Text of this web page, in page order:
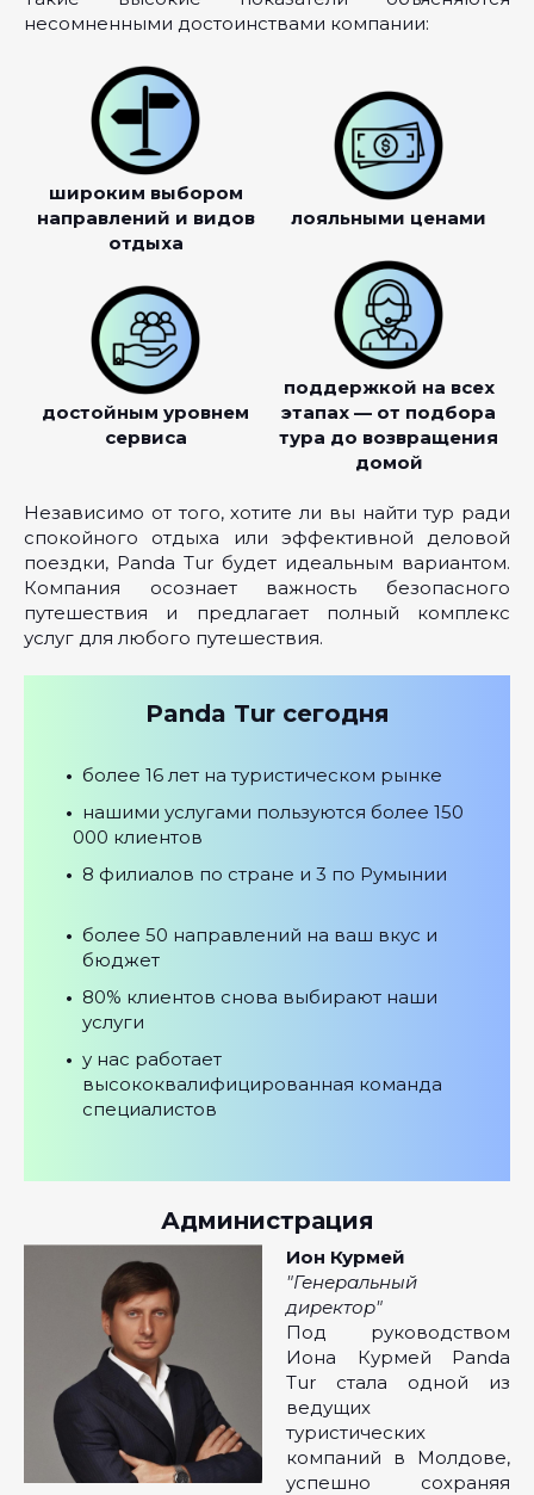
несомненными достоинствами компании:
широким выбором
направлений и видов
отдыха
лояльными ценами
достойным уровнем
сервиса
поддержкой на всех
этапах — от подбора
тура до возвращения
домой
Независимо от того, хотите ли вы найти тур ради
спокойного отдыха или эффективной деловой
поездки, Panda Tur будет идеальным вариантом.
Компания осознает важность безопасного
путешествия и предлагает полный комплекс
услуг для любого путешествия.
Panda Tur сегодня
• более 16 лет на туристическом рынке
• нашими услугами пользуются более 150
000 клиентов
• 8 филиалов по стране и 3 по Румынии
• более 50 направлений на ваш вкус и
бюджет
• 80% клиентов снова выбирают наши
услуги
• у нас работает
высококвалифицированная команда
специалистов
Администрация
Ион Курмей
"Генеральный
директор"
Под руководством
Иона Курмей Panda
Tur стала одной из
ведущих
туристических
компаний в Молдове,
успешно сохраняя